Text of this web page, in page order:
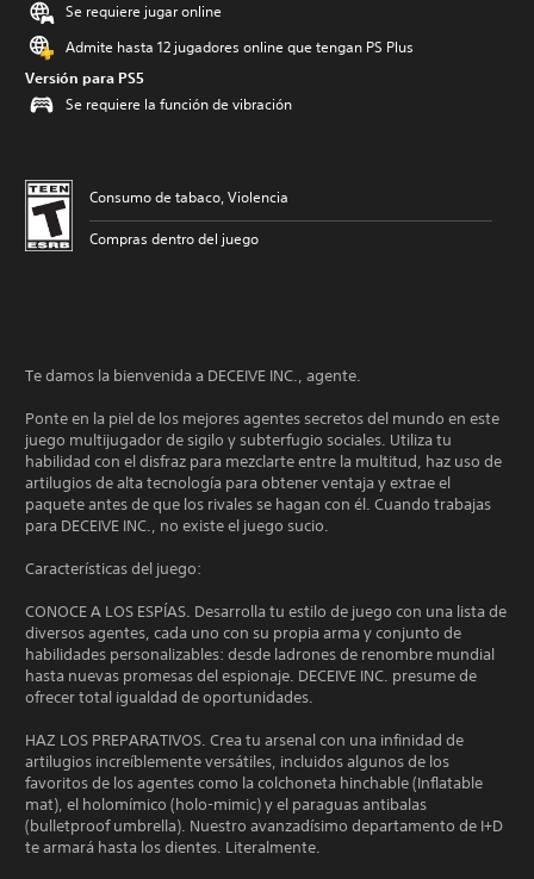
Se requiere jugar online
Admite hasta 12 jugadores online que tengan PS Plus
Versión para PS5
Se requiere la función de vibración
Consumo de tabaco, Violencia
Compras dentro del juego
Te damos la bienvenida a DECEIVE INC., agente.
Ponte en la piel de los mejores agentes secretos del mundo en este
juego multijugador de sigilo y subterfugio sociales. Utiliza tu
habilidad con el disfraz para mezclarte entre la multitud, haz uso de
artilugios de alta tecnología para obtener ventaja y extrae el
paquete antes de que los rivales se hagan con él. Cuando trabajas
para DECEIVE INC., no existe el juego sucio.
Características del juego:
CONOCE A LOS ESPÍAS. Desarrolla tu estilo de juego con una lista de
diversos agentes, cada uno con su propia arma y conjunto de
habilidades personalizables: desde ladrones de renombre mundial
hasta nuevas promesas del espionaje. DECEIVE INC. presume de
ofrecer total igualdad de oportunidades.
HAZ LOS PREPARATIVOS. Crea tu arsenal con una infinidad de
artilugios increíblemente versátiles, incluidos algunos de los
favoritos de los agentes como la colchoneta hinchable (Inflatable
mat), el holomímico (holo-mimic) y el paraguas antibalas
(bulletproof umbrella). Nuestro avanzadísimo departamento de I+D
te armará hasta los dientes. Literalmente.